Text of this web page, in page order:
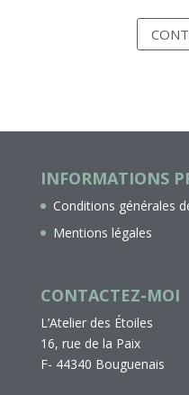
INFORMATIONS
Conditions générales
Mentions légales
CONTACTEZ-MOI
L’Atelier des Étoiles
16, rue de la Paix
F- 44340 Bouguenais